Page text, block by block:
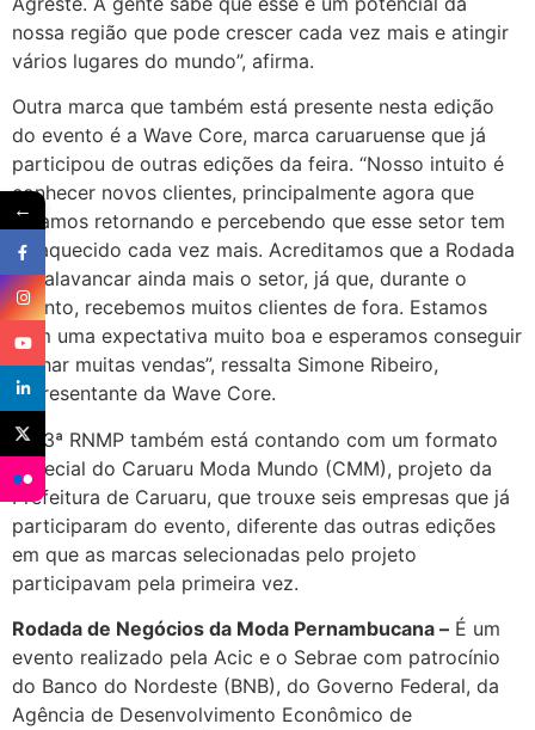
nossa região que pode crescer cada vez mais e atingir
vários lugares do mundo”, afirma.
Outra marca que também está presente nesta edição
do evento é a Wave Core, marca caruaruense que já
participou de outras edições da feira. “Nosso intuito é
conhecer novos clientes, principalmente agora que
estamos retornando e percebendo que esse setor tem
se aquecido cada vez mais. Acreditamos que a Rodada
vai alavancar ainda mais o setor, já que, durante o
evento, recebemos muitos clientes de fora. Estamos
com uma expectativa muito boa e esperamos conseguir
fechar muitas vendas”, ressalta Simone Ribeiro,
representante da Wave Core.
A 33ª RNMP também está contando com um formato
especial do Caruaru Moda Mundo (CMM), projeto da
Prefeitura de Caruaru, que trouxe seis empresas que já
participaram do evento, diferente das outras edições
em que as marcas selecionadas pelo projeto
participavam pela primeira vez.
Rodada de Negócios da Moda Pernambucana – É um
evento realizado pela Acic e o Sebrae com patrocínio
do Banco do Nordeste (BNB), do Governo Federal, da
Agência de Desenvolvimento Econômico de
←